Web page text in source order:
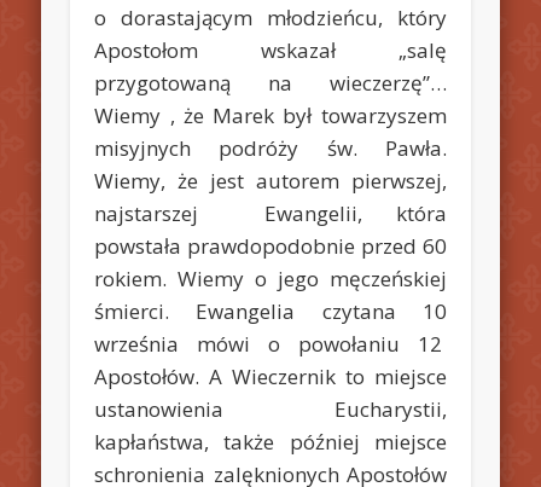
o dorastającym młodzieńcu, który
Apostołom wskazał „salę
przygotowaną na wieczerzę”…
Wiemy , że Marek był towarzyszem
misyjnych podróży św. Pawła.
Wiemy, że jest autorem pierwszej,
najstarszej Ewangelii, która
powstała prawdopodobnie przed 60
rokiem. Wiemy o jego męczeńskiej
śmierci. Ewangelia czytana 10
września mówi o powołaniu 12
Apostołów. A Wieczernik to miejsce
ustanowienia Eucharystii,
kapłaństwa, także później miejsce
schronienia zalęknionych Apostołów